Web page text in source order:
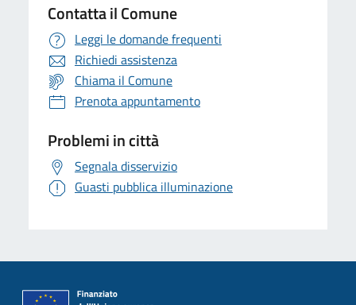
Contatta il Comune
Leggi le domande frequenti
Richiedi assistenza
Chiama il Comune
Prenota appuntamento
Problemi in città
Segnala disservizio
Guasti pubblica illuminazione